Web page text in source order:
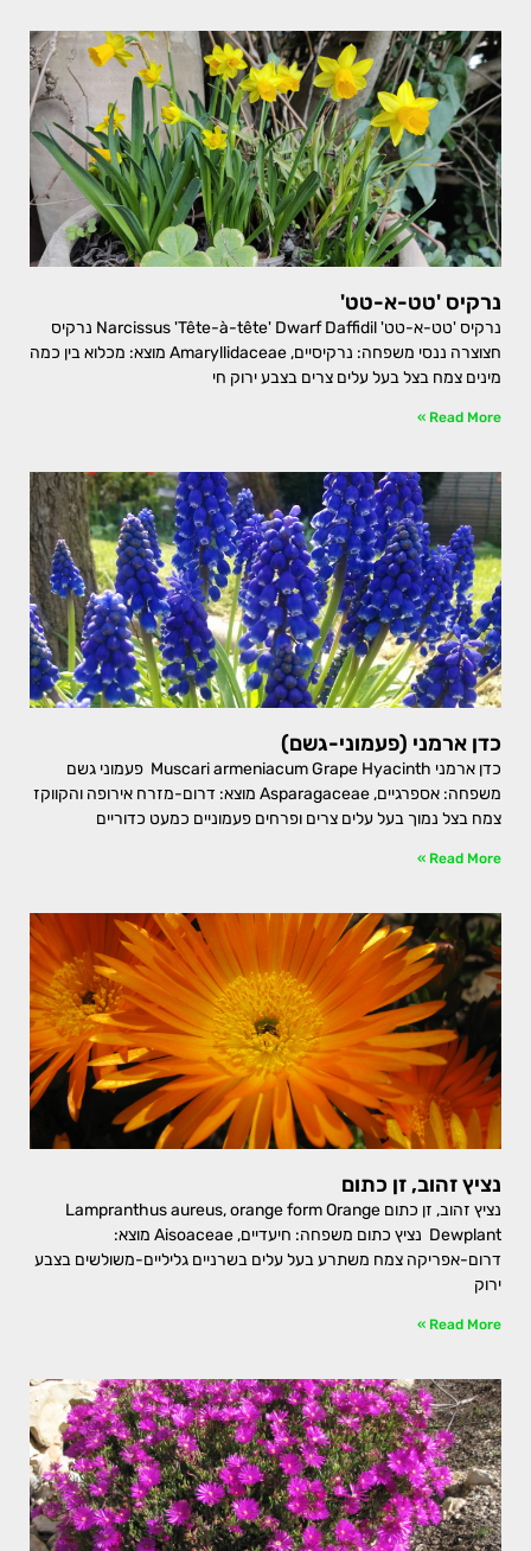
נרקיס 'טט-א-טט'
נרקיס 'טט-א-טט' Narcissus 'Tête-à-tête' Dwarf Daffidil נרקיס
חצוצרה ננסי משפחה: נרקיסיים, Amaryllidaceae מוצא: מכלוא בין כמה
מינים צמח בצל בעל עלים צרים בצבע ירוק חי
Read More »
כדן ארמני (פעמוני-גשם)
כדן ארמני Muscari armeniacum Grape Hyacinth פעמוני גשם
משפחה: אספרגיים, Asparagaceae מוצא: דרום-מזרח אירופה והקווקז
צמח בצל נמוך בעל עלים צרים ופרחים פעמוניים כמעט כדוריים
Read More »
נציץ זהוב, זן כתום
נציץ זהוב, זן כתום Lampranthus aureus, orange form Orange
Dewplant נציץ כתום משפחה: חיעדיים, Aisoaceae מוצא:
דרום-אפריקה צמח משתרע בעל עלים בשרניים גליליים-משולשים בצבע
ירוק
Read More »